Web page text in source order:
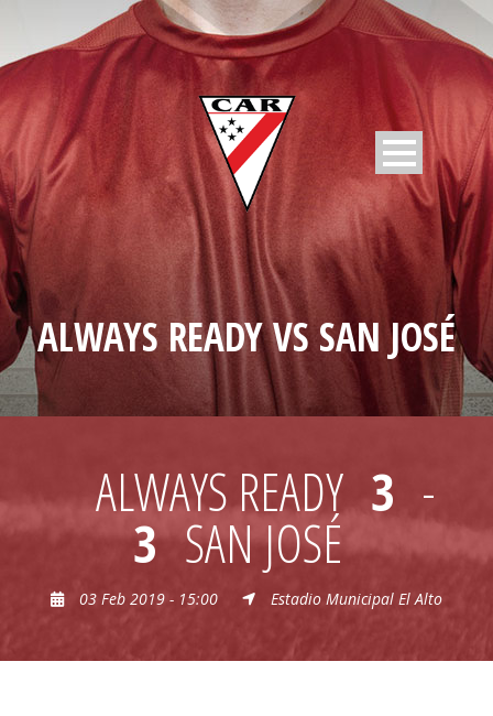
ALWAYS READY VS SAN JOSÉ
ALWAYS READY 3 -
3 SAN JOSÉ
03 Feb 2019 - 15:00 Estadio Municipal El Alto